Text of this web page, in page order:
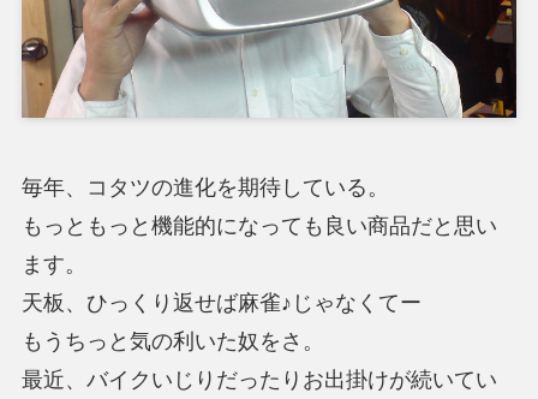
毎年、コタツの進化を期待している。
もっともっと機能的になっても良い商品だと思い
ます。
天板、ひっくり返せば麻雀♪じゃなくてー
もうちっと気の利いた奴をさ。
最近、バイクいじりだったりお出掛けが続いてい